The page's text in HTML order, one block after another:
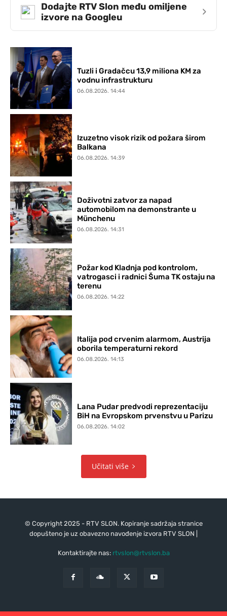
Dodajte RTV Slon među omiljene
izvore na Googleu
›
Tuzli i Gradačcu 13,9 miliona KM za
vodnu infrastrukturu
06.08.2026. 14:44
Izuzetno visok rizik od požara širom
Balkana
06.08.2026. 14:39
Doživotni zatvor za napad
automobilom na demonstrante u
Münchenu
06.08.2026. 14:31
Požar kod Kladnja pod kontrolom,
vatrogasci i radnici Šuma TK ostaju na
terenu
06.08.2026. 14:22
Italija pod crvenim alarmom, Austrija
oborila temperaturni rekord
06.08.2026. 14:13
Lana Pudar predvodi reprezentaciju
BiH na Evropskom prvenstvu u Parizu
06.08.2026. 14:02
Učitati više
© Copyright 2025 - RTV SLON. Kopiranje sadržaja stranice
dopušteno je uz obavezno navođenje izvora RTV SLON |
Kontaktirajte nas: rtvslon@rtvslon.ba